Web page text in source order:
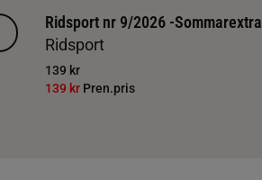
Ridsport nr 9/2026 -Sommarextra
Ridsport
139 kr
139 kr Pren.pris